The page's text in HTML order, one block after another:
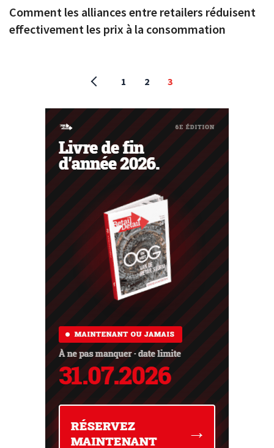
Comment les alliances entre retailers réduisent
effectivement les prix à la consommation
1 2 3